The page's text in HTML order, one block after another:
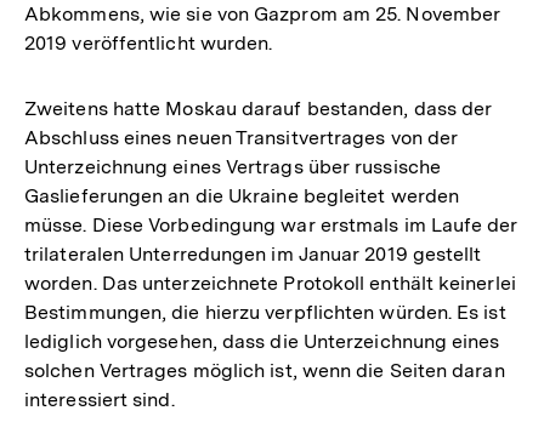
Abkommens, wie sie von Gazprom am 25. November
2019 veröffentlicht wurden.
Zweitens hatte Moskau darauf bestanden, dass der
Abschluss eines neuen Transitvertrages von der
Unterzeichnung eines Vertrags über russische
Gaslieferungen an die Ukraine begleitet werden
müsse. Diese Vorbedingung war erstmals im Laufe der
trilateralen Unterredungen im Januar 2019 gestellt
worden. Das unterzeichnete Protokoll enthält keinerlei
Bestimmungen, die hierzu verpflichten würden. Es ist
lediglich vorgesehen, dass die Unterzeichnung eines
solchen Vertrages möglich ist, wenn die Seiten daran
interessiert sind.